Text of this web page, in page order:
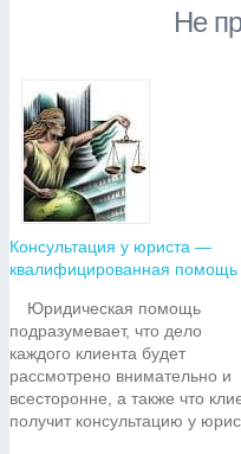
Не
Консультация у юриста —
квалифицированная помощь
Юридическая помощь
подразумевает, что дело
каждого клиента будет
рассмотрено внимательно и
всесторонне, а также что
получит консультацию у